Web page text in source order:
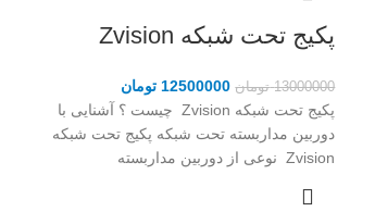
پکیج تحت شبکه Zvision
13000000 تومان 12500000 تومان
پکیج تحت شبکه Zvision چیست ؟ آشنایی با
دوربین مداربسته تحت شبکه پکیج تحت شبکه
Zvision نوعی از دوربین مداربسته